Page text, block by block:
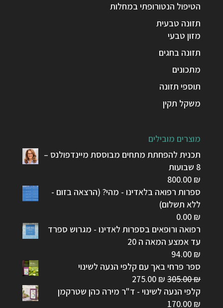
הטיפול הנטורופתי במחלות
תזונה טבעית
מזון טבעי
תזונה בחגים
מתכונים
תוספי תזונה
משקל תקין
מוצרים מובילים
תכנית להפחתת מתחים מבוססת מיינדפולנס –
8 שבועות
800.00 ₪
ספרות רפואה בלאדינו - מהי? (הרצאה בזום -
ללא תשלום)
0.00 ₪
רפואה ורופאים בספרות לאדינו - מגרוש ספרד
עד אמצע המאה ה 20
94.00 ₪
ספר פרחי באך עם קלפי הנעה לשינוי
305.00₪
המחיר
המקורי
275.00 ₪
המחיר
הנוכחי
קלפי הנעה לשינוי - ד"ר מירה כהן שטרקמן
170.00 ₪